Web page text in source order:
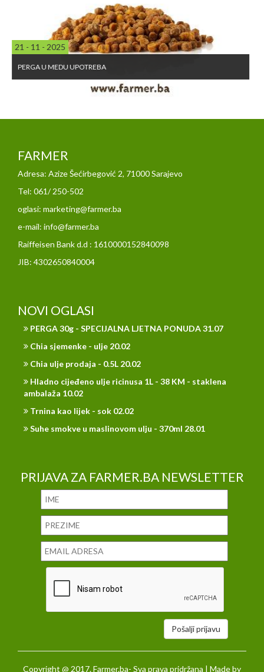
21 - 11 - 2025
PERGA U MEDU UPOTREBA
FARMER
Adresa: Azize Šećirbegović 2, 71000 Sarajevo
Tel: 061/ 250-502
oglasi: marketing@farmer.ba
e-mail: info@farmer.ba
Raiffeisen Bank d.d : 1610000152840098
JIB: 4302650840004
NOVI OGLASI
PERGA 30g - SPECIJALNA LJETNA PONUDA 31.07
Chia sjemenke - ulje 20.02
Chia ulje prodaja - 0.5L 20.02
Hladno cijeđeno ulje ricinusa 1L - 38 KM - staklena
ambalaža 10.02
Trnina kao lijek - sok 02.02
Suhe smokve u maslinovom ulju - 370ml 28.01
PRIJAVA ZA FARMER.BA NEWSLETTER
Pošalji prijavu
Copyright @ 2017. Farmer.ba- Sva prava pridržana | Made by